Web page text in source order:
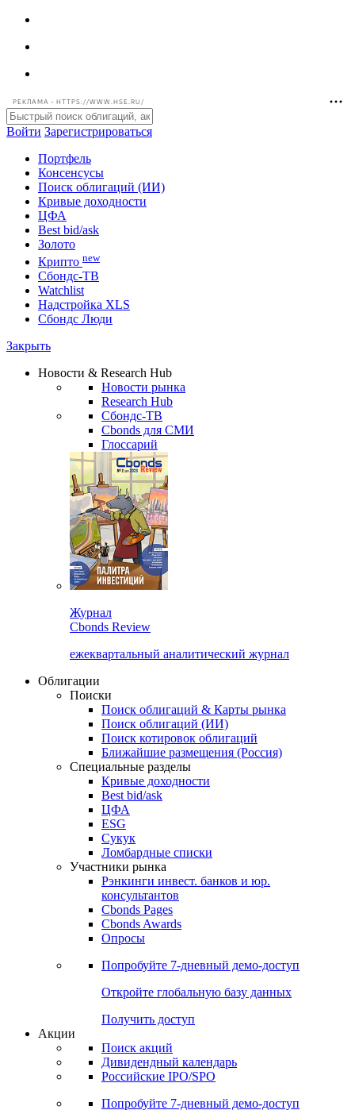
РЕКЛАМА • HTTPS://WWW.HSE.RU/
Войти Зарегистрироваться
Портфель
Консенсусы
Поиск облигаций (ИИ)
Кривые доходности
ЦФА
Best bid/ask
Золото
Крипто new
Watchlist
Сбондс Люди
Новости & Research Hub
Новости рынка
Research Hub
Сбондс-ТВ
Cbonds для СМИ
Глоссарий
Cbonds Review
ежеквартальный аналитический журнал
Облигации
Поиски
Поиск облигаций & Карты рынка
Поиск облигаций (ИИ)
Поиск котировок облигаций
Ближайшие размещения (Россия)
Специальные разделы
Кривые доходности
Best bid/ask
ЦФА
ESG
Сукук
Ломбардные списки
Участники рынка
Рэнкинги инвест. банков и юр.
Cbonds Pages
Опросы
Попробуйте7-дневный
Откройте глобальную базу данных
Получить доступ
Поиск акций